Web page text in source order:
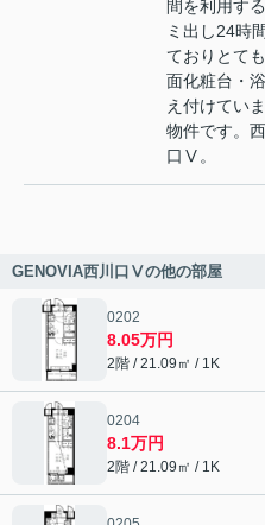
間を利用す
ミ出し24時
ておりとて
面化粧台・
え付けてい
物件です。
口Ⅴ。
GENOVIA西川口Ⅴの他の部屋
0202
8.05万円
2階 / 21.09㎡ / 1K
0204
8.1万円
2階 / 21.09㎡ / 1K